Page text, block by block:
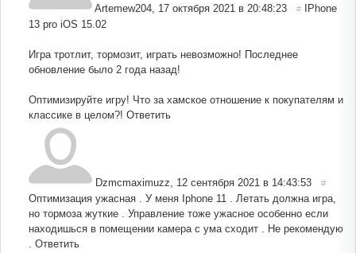
Artemew204, 17 октября 2021 в 20:48:23 #
IPhone
13 pro iOS 15.02
Игра тротлит, тормозит, играть невозможно! Последнее
обновление было 2 года назад!
Оптимизируйте игру! Что за хамское отношение к покупателям и
классике в целом?! Ответить
Dzmcmaximuzz, 12 сентября 2021 в 14:43:53 #
Оптимизация ужасная . У меня Iphone 11 . Летать должна игра,
но тормоза жуткие . Управление тоже ужасное особенно если
находишься в помещении камера с ума сходит . Не рекомендую
. Ответить